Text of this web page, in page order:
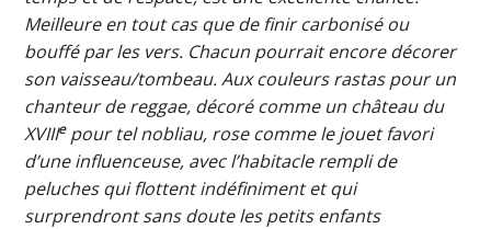
Meilleure en tout cas que de finir carbonisé ou
bouffé par les vers. Chacun pourrait encore décorer
son vaisseau/tombeau. Aux couleurs rastas pour un
chanteur de reggae, décoré comme un château du
XVIIIepour tel nobliau, rose comme le jouet favori
d’une influenceuse, avec l’habitacle rempli de
peluches qui flottent indéfiniment et qui
surprendront sans doute les petits enfants